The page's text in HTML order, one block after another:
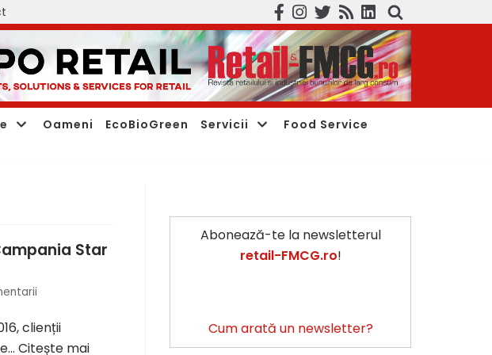
Oameni EcoBioGreen Servicii
Food Service
Star
clienții
Citește mai
Abonează-te la newsletterul
retail-FMCG.ro!
Cum arată un newsletter?